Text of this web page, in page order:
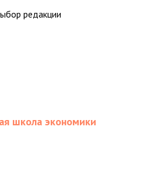
редакции
школа экономики